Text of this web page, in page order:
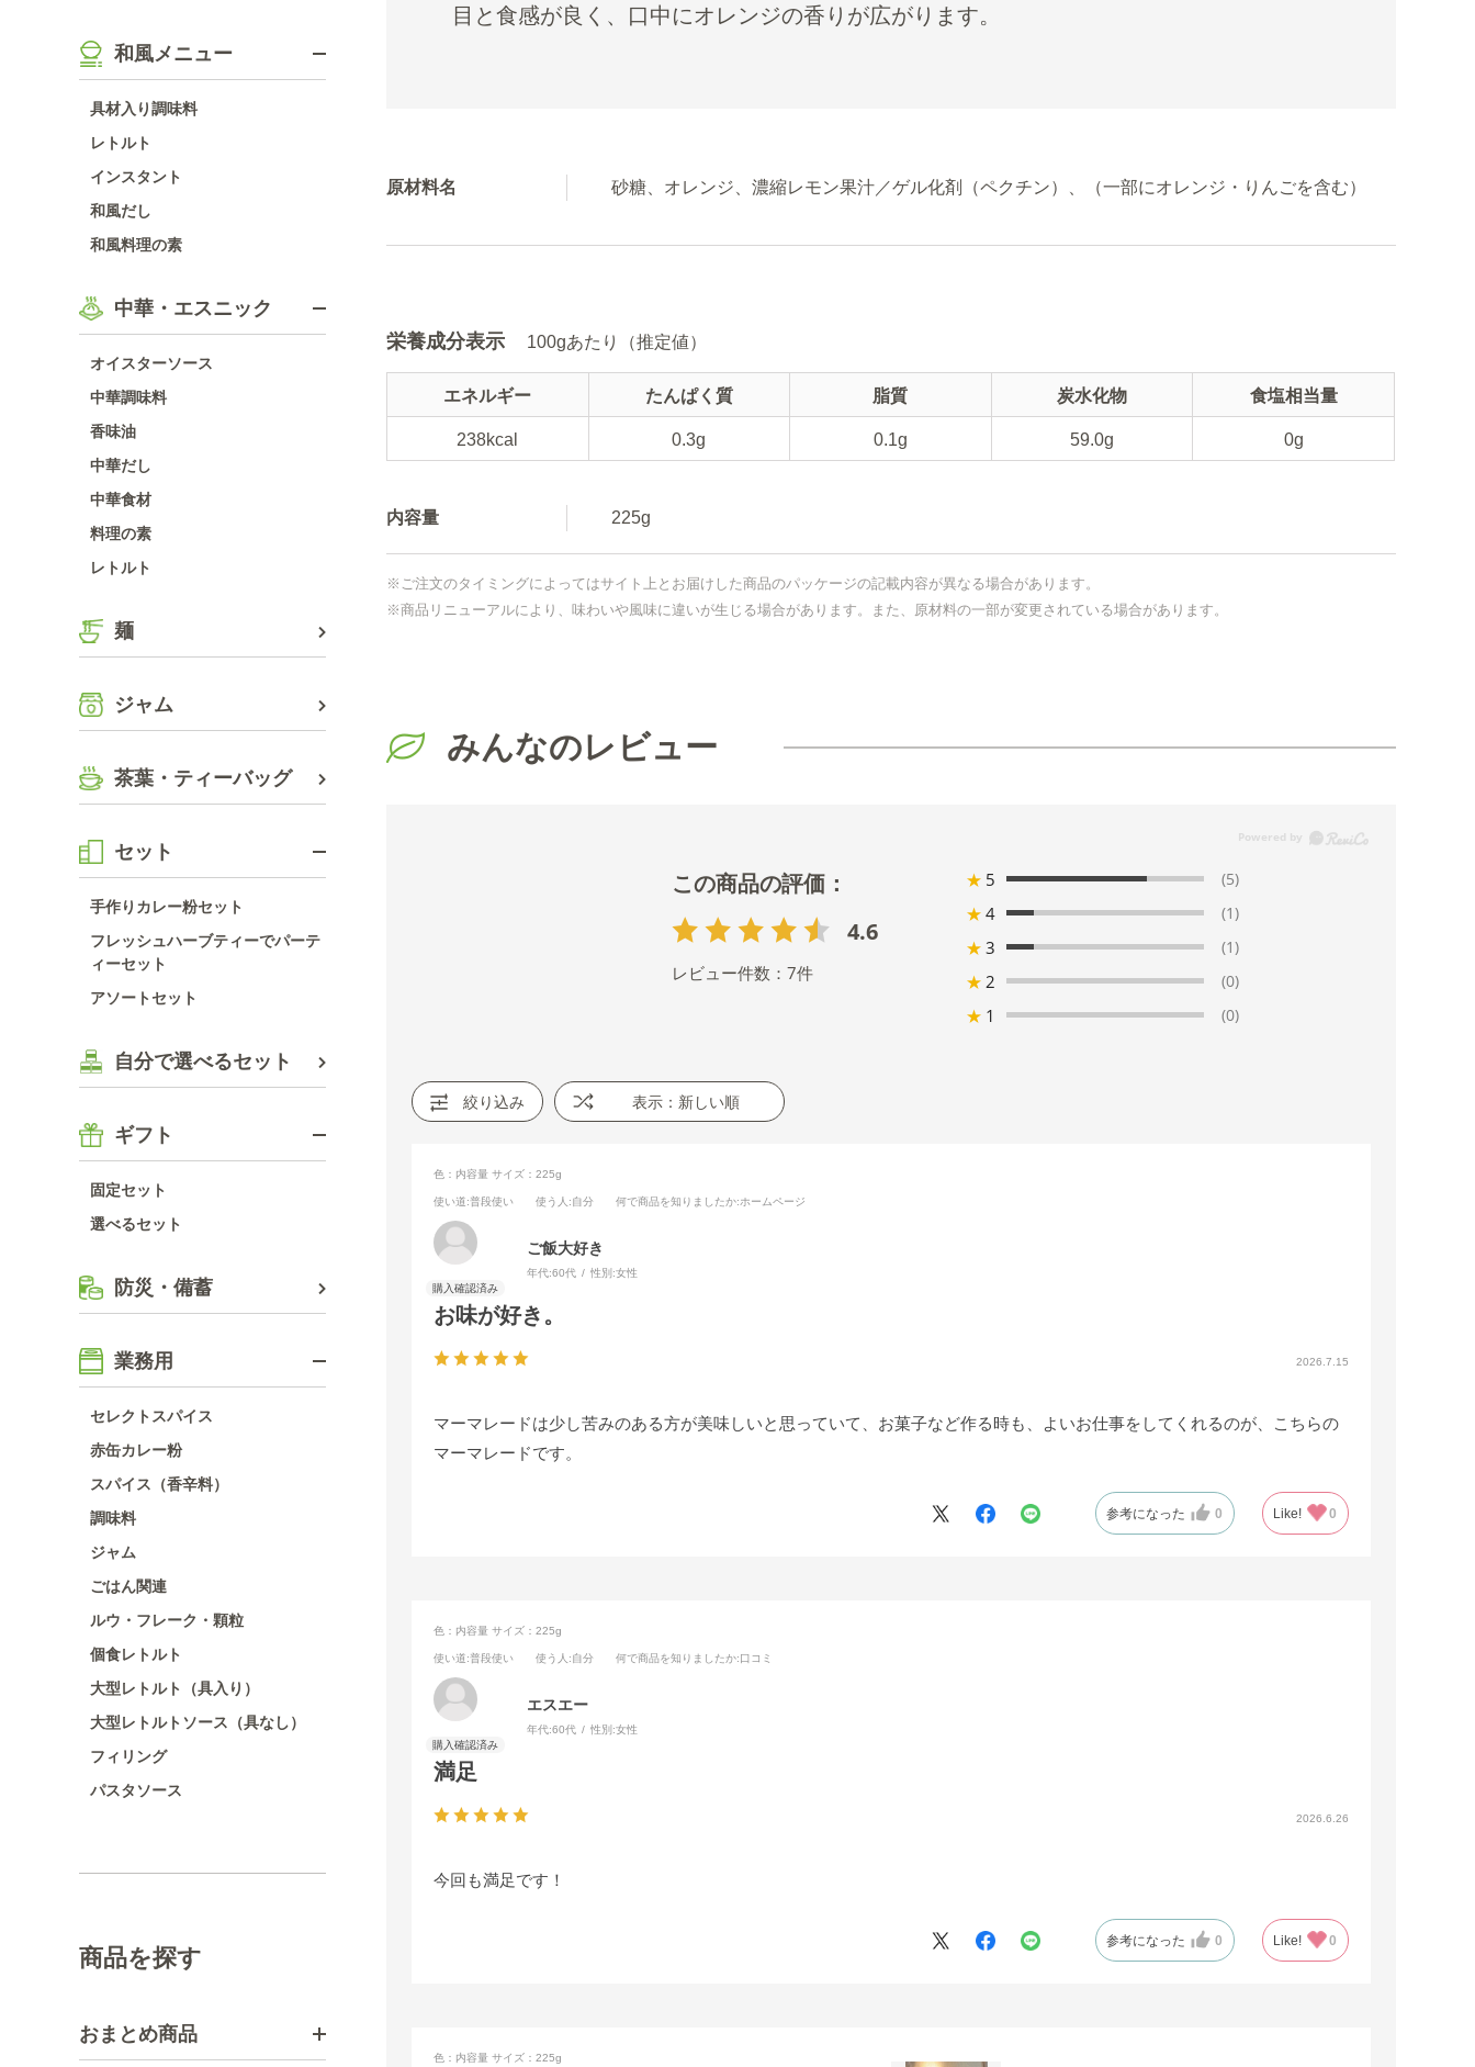
和風メニュー
具材入り調味料
レトルト
インスタント
和風だし
和風料理の素
中華・エスニック
オイスターソース
中華調味料
香味油
中華だし
中華食材
料理の素
レトルト
麺
ジャム
茶葉・ティーバッグ
セット
手作りカレー粉セット
フレッシュハーブティーでパーテ
ィーセット
アソートセット
自分で選べるセット
ギフト
固定セット
選べるセット
防災・備蓄
業務用
セレクトスパイス
赤缶カレー粉
スパイス（香辛料）
調味料
ジャム
ごはん関連
ルウ・フレーク・顆粒
個食レトルト
大型レトルト（具入り）
大型レトルトソース（具なし）
フィリング
パスタソース
商品を探す
おまとめ商品
目と食感が良く、口中にオレンジの香りが広がります。
原材料名 砂糖、オレンジ、濃縮レモン果汁／ゲル化剤（ペクチン）、（一部にオレンジ・りんごを含む）
栄養成分表示 100gあたり（推定値）
エネルギー
238kcal
たんぱく質
0.3g
脂質
0.1g
炭水化物
59.0g
食塩相当量
0g
内容量 225g
※ご注文のタイミングによってはサイト上とお届けした商品のパッケージの記載内容が異なる場合があります。
※商品リニューアルにより、味わいや風味に違いが生じる場合があります。また、原材料の一部が変更されている場合があります。
みんなのレビュー
4.6
レビュー件数： 7件
★ 5 (5)
★ 4 (1)
★ 3 (1)
★ 2 (0)
★ 1 (0)
絞り込み 表示：新しい順
2026.7.15
お味が好き。
色：内容量 サイズ：225g
使い道:普段使い 使う人 :自分 何で商品を知りましたか:ホームページ
ご飯大好き
年代:60代 性別:女性
マーマレードは少し苦みのある方が美味しいと思っていて、お菓子など作る時も、よいお仕事をしてくれるのが、こちらの
マーマレードです。
参考になった 0 Like! 0
2026.6.26
満足
色：内容量 サイズ：225g
使い道:普段使い 使う人 :自分 何で商品を知りましたか:口コミ
エスエー
年代:60代 性別:女性
今回も満足です！
参考になった 0 Like! 0
色：内容量 サイズ：225g